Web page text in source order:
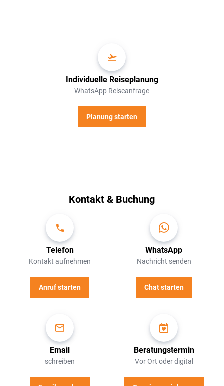
Individuelle Reiseplanung
WhatsApp Reiseanfrage
Planung starten
Kontakt & Buchung
Telefon
Kontakt aufnehmen
Anruf starten
WhatsApp
Nachricht senden
Chat starten
Email
schreiben
Beratungstermin
Vor Ort oder digital